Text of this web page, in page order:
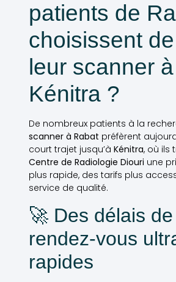
patients de
choisissent
leur scanner à
Kénitra ?
De nombreux patients à la
scanner à Rabat préfèrent
court trajet jusqu’à Kénitra, où ils
Centre de Radiologie Diouri une
plus rapide, des tarifs plus
service de qualité.
🚀 Des délais de
rendez-vous
rapides